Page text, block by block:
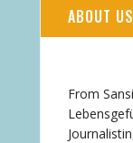
ABOUT US
From